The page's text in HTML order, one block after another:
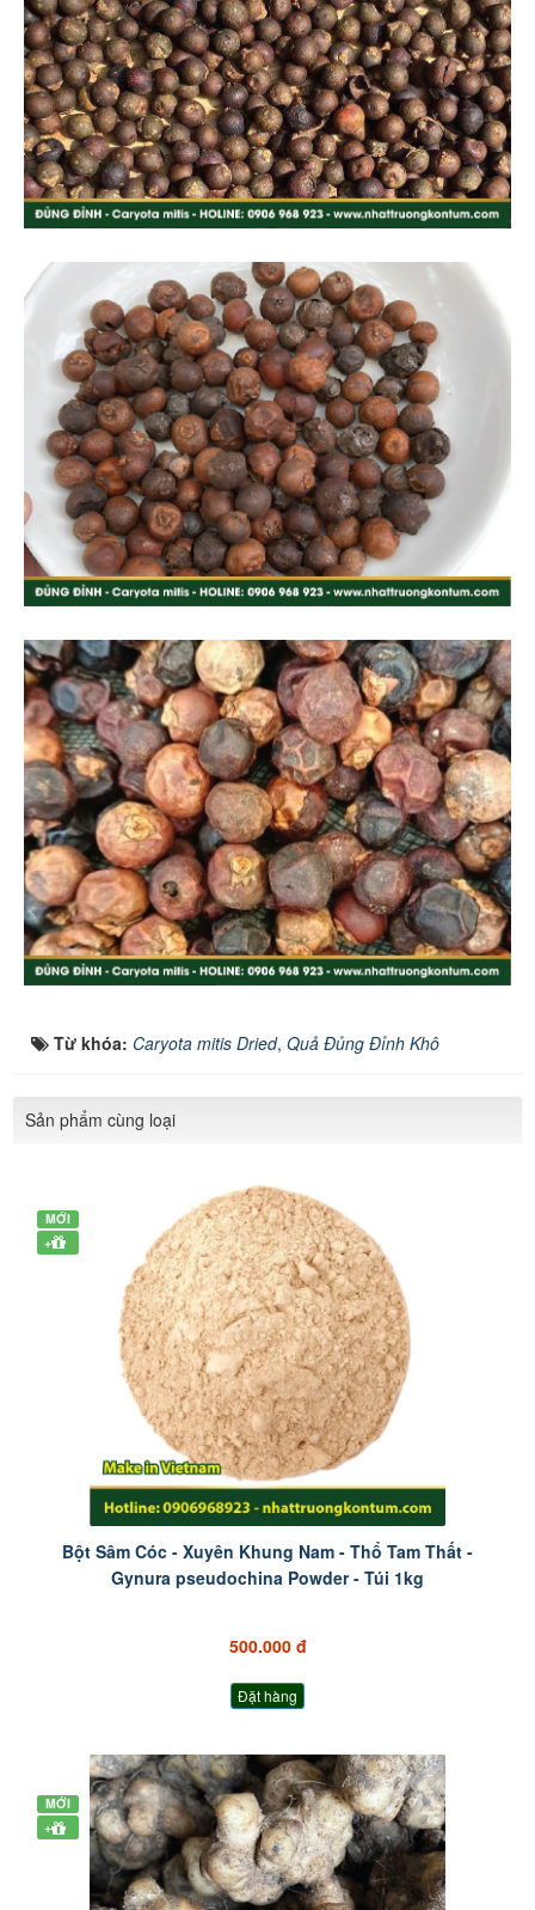
Từ khóa: Caryota mitis Dried, Quả Đủng Đỉnh Khô
Sản phẩm cùng loại
MỚI
+
Bột Sâm Cóc - Xuyên Khung Nam - Thổ Tam Thất -
Gynura pseudochina Powder - Túi 1kg
500.000 đ
Đặt hàng
MỚI
+